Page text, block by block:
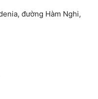
đường Hàm Nghi,